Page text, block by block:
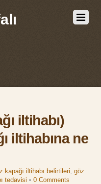
iltihabı)
iltihabına ne
kapağı iltihabı belirtileri,göz
tedavisi •0 Comments